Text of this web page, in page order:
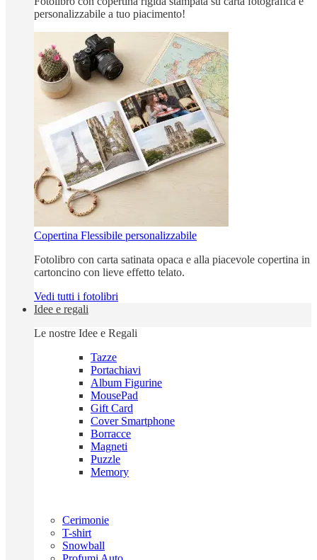
personalizzabile a tuo piacimento!
Copertina Flessibile personalizzabile
Fotolibro con carta satinata opaca e alla piacevole copertina in
cartoncino con lieve effetto telato.
Vedi tutti i fotolibri
Idee e regali
Le nostre Idee e Regali
Tazze
Portachiavi
Album Figurine
MousePad
Gift Card
Cover Smartphone
Borracce
Magneti
Puzzle
Memory
Cerimonie
T-shirt
Snowball